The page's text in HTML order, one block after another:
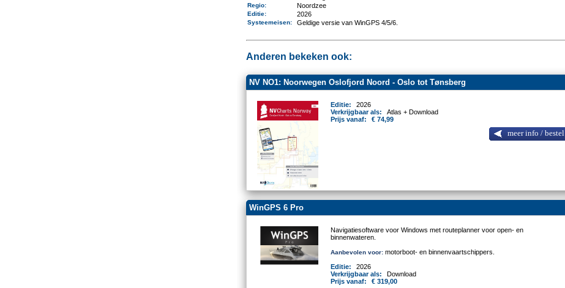
Regio: Noordzee
Editie: 2026
Systeemeisen: Geldige versie van WinGPS 4/5/6.
Anderen bekeken ook:
NV NO1: Noorwegen Oslofjord Noord - Oslo tot Tønsberg
Editie:
2026
Verkrijgbaar als:
Atlas + Download
Prijs vanaf:
€ 74,99
meer info / bestel
WinGPS 6 Pro
Navigatiesoftware voor Windows met routeplanner voor open- en
binnenwateren.
Aanbevolen voor: motorboot- en binnenvaartschippers.
Editie:
2026
Verkrijgbaar als:
Download
Prijs vanaf:
€ 319,00